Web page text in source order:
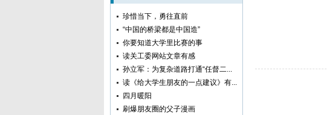
珍惜当下，勇往直前
“中国的桥梁都是中国造”
你要知道大学里比赛的事
读关工委网站文章有感
孙立军：为复杂道路打通“任督二...
读《给大学生朋友的一点建议》有...
四月暖阳
刷爆朋友圈的父子漫画